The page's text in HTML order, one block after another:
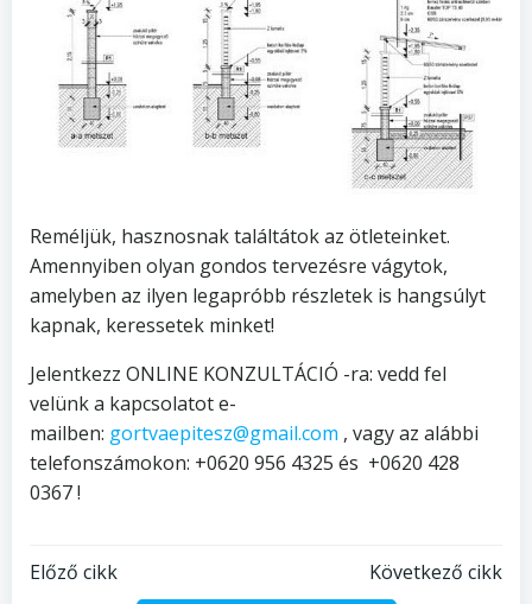
Reméljük, hasznosnak találtátok az ötleteinket.
Amennyiben olyan gondos tervezésre vágytok,
amelyben az ilyen legapróbb részletek is hangsúlyt
kapnak, keressetek minket!
Jelentkezz ONLINE KONZULTÁCIÓ -ra: vedd fel
velünk a kapcsolatot e-
mailben: gortvaepitesz@gmail.com , vagy az alábbi
telefonszámokon: +0620 956 4325 és +0620 428
0367 !
Bejegyzés
Előző cikk Bejegyzés
Következő cikk